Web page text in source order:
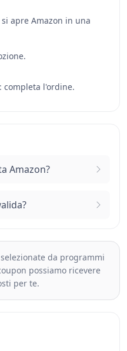
apre Amazon in una
completa l'ordine.
Amazon?
da programmi
possiamo ricevere
per te.